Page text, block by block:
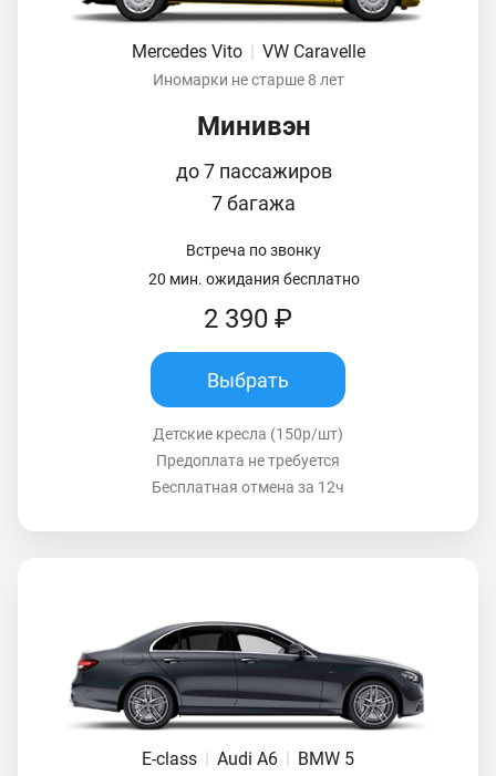
Mercedes Vito VW Caravelle
Иномарки не старше 8 лет
Минивэн
до 7 пассажиров
7 багажа
Встреча по звонку
20 мин. ожидания бесплатно
2 390 ₽
Выбрать
Детские кресла (150р/шт)
Предоплата не требуется
Бесплатная отмена за 12ч
E-class | Audi A6 | BMW 5